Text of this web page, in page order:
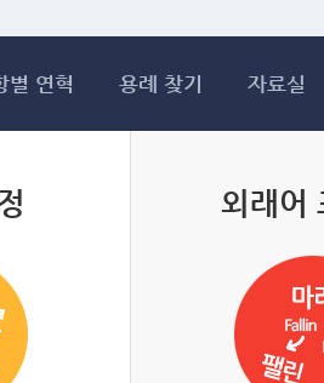
별 연혁 용례 찾기 자료실
외래어